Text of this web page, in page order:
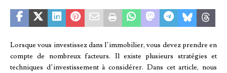
Lorsque vous investissez dans l’immobilier, vous devez prendre en
compte de nombreux facteurs. Il existe plusieurs stratégies et
techniques d’investissement à considérer. Dans cet article, nous